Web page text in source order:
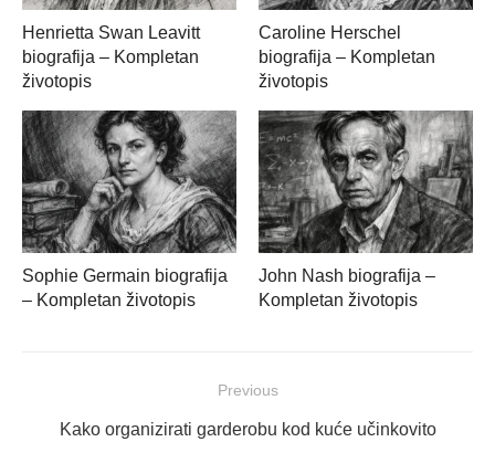
Henrietta Swan Leavitt
biografija – Kompletan
životopis
Caroline Herschel
biografija – Kompletan
životopis
Sophie Germain biografija
– Kompletan životopis
John Nash biografija –
Kompletan životopis
objava
Previous
Previous
Kako organizirati garderobu kod kuće učinkovito